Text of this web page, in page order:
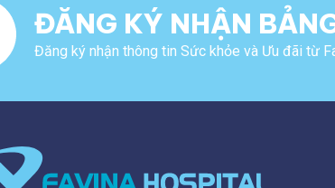
ĐĂNG KÝ NHẬN
Đăng ký nhận thông tin Sức khỏe và Ưu đãi từ